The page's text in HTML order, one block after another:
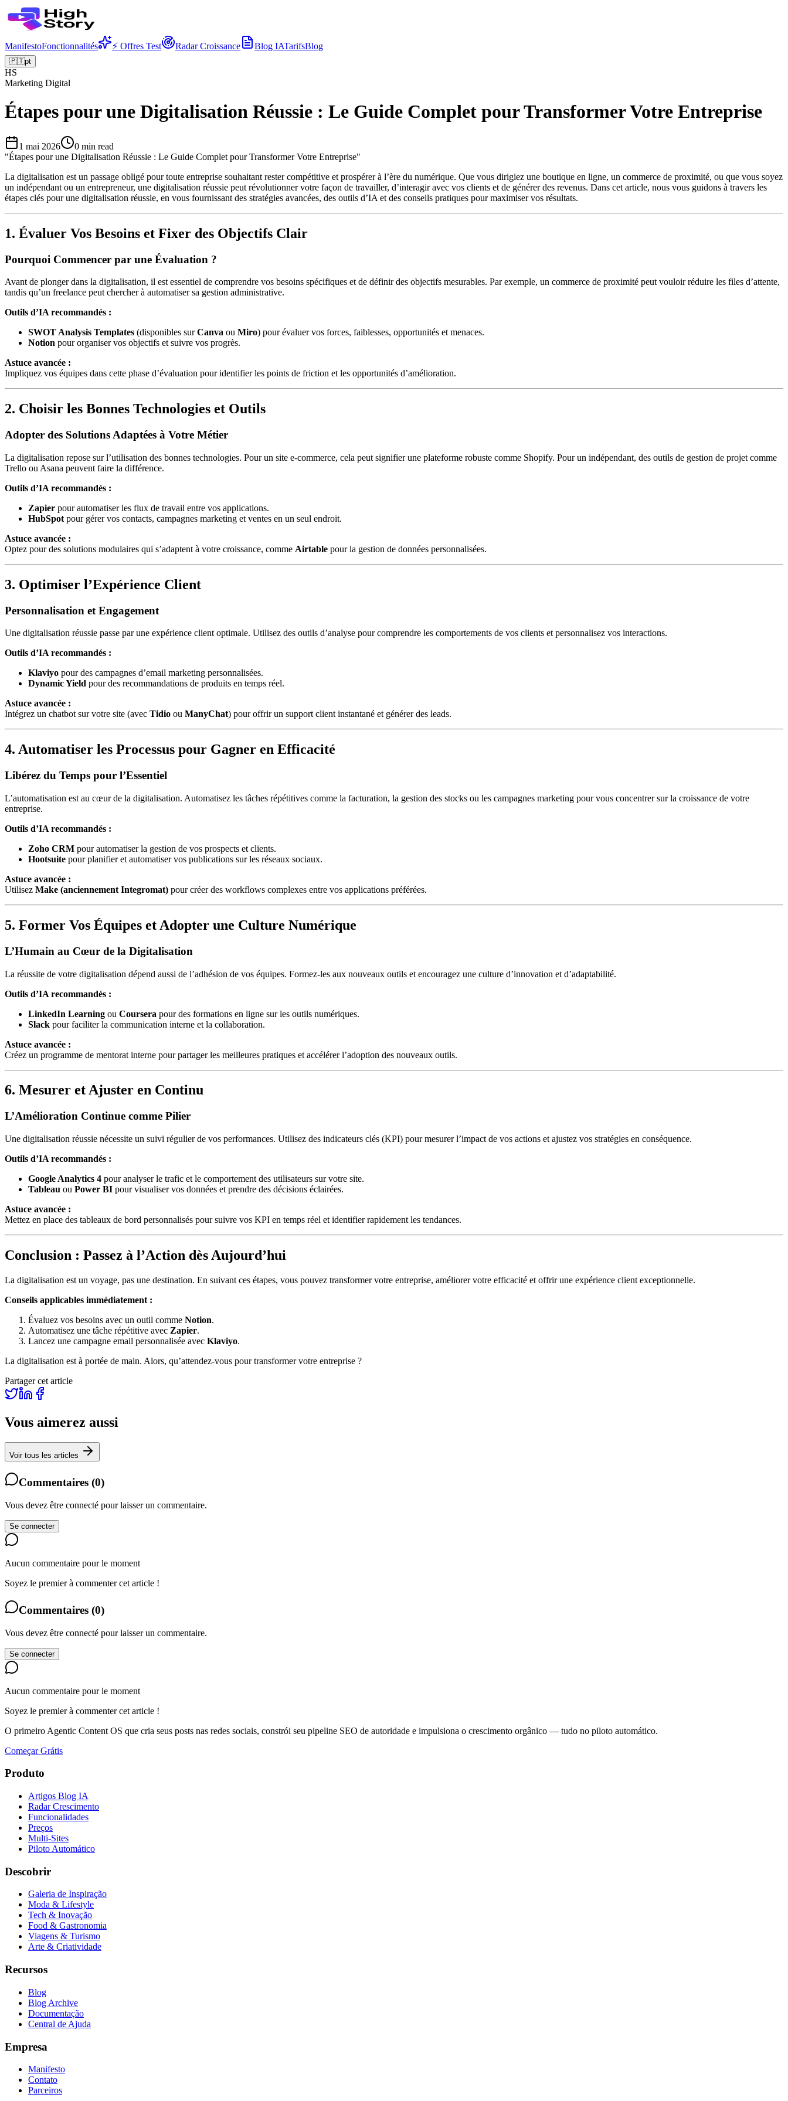
ManifestoFonctionnalités ⚡ Offres Test Radar Croissance Blog IATarifsBlog
🇵🇹pt
HS
Marketing Digital
Étapes pour une Digitalisation Réussie : Le Guide Complet pour Transformer Votre Entreprise
1 mai 2026 0 min read
"Étapes pour une Digitalisation Réussie : Le Guide Complet pour Transformer Votre Entreprise"
La digitalisation est un passage obligé pour toute entreprise souhaitant rester compétitive et prospérer à l’ère du numérique. Que vous dirigiez une boutique en ligne, un commerce de proximité, ou que vous soyez
un indépendant ou un entrepreneur, une digitalisation réussie peut révolutionner votre façon de travailler, d’interagir avec vos clients et de générer des revenus. Dans cet article, nous vous guidons à travers les
étapes clés pour une digitalisation réussie, en vous fournissant des stratégies avancées, des outils d’IA et des conseils pratiques pour maximiser vos résultats.
1. Évaluer Vos Besoins et Fixer des Objectifs Clair
Pourquoi Commencer par une Évaluation ?
Avant de plonger dans la digitalisation, il est essentiel de comprendre vos besoins spécifiques et de définir des objectifs mesurables. Par exemple, un commerce de proximité peut vouloir réduire les files d’attente,
tandis qu’un freelance peut chercher à automatiser sa gestion administrative.
Outils d’IA recommandés :
SWOT Analysis Templates (disponibles surCanva ou Miro) pour évaluer vos forces, faiblesses, opportunités et menaces.
Notion pour organiser vos objectifs et suivre vos progrès.
Astuce avancée :
Impliquez vos équipes dans cette phase d’évaluation pour identifier les points de friction et les opportunités d’amélioration.
2. Choisir les Bonnes Technologies et Outils
Adopter des Solutions Adaptées à Votre Métier
La digitalisation repose sur l’utilisation des bonnes technologies. Pour un site e-commerce, cela peut signifier une plateforme robuste comme Shopify. Pour un indépendant, des outils de gestion de projet comme
Trello ou Asana peuvent faire la différence.
Outils d’IA recommandés :
Zapier pour automatiser les flux de travail entre vos applications.
HubSpot pour gérer vos contacts, campagnes marketing et ventes en un seul endroit.
Astuce avancée :
Optez pour des solutions modulaires qui s’adaptent à votre croissance, comme Airtable pour la gestion de données personnalisées.
3. Optimiser l’Expérience Client
Personnalisation et Engagement
Une digitalisation réussie passe par une expérience client optimale. Utilisez des outils d’analyse pour comprendre les comportements de vos clients et personnalisez vos interactions.
Outils d’IA recommandés :
Klaviyo pour des campagnes d’email marketing personnalisées.
Dynamic Yield pour des recommandations de produits en temps réel.
Astuce avancée :
Intégrez un chatbot sur votre site (avec Tidio ou ManyChat) pour offrir un support client instantané et générer des leads.
4. Automatiser les Processus pour Gagner en Efficacité
Libérez du Temps pour l’Essentiel
L’automatisation est au cœur de la digitalisation. Automatisez les tâches répétitives comme la facturation, la gestion des stocks ou les campagnes marketing pour vous concentrer sur la croissance de votre
entreprise.
Outils d’IA recommandés :
Zoho CRM pour automatiser la gestion de vos prospects et clients.
Hootsuite pour planifier et automatiser vos publications sur les réseaux sociaux.
Astuce avancée :
Utilisez Make (anciennement Integromat) pour créer des workflows complexes entre vos applications préférées.
5. Former Vos Équipes et Adopter une Culture Numérique
L’Humain au Cœur de la Digitalisation
La réussite de votre digitalisation dépend aussi de l’adhésion de vos équipes. Formez-les aux nouveaux outils et encouragez une culture d’innovation et d’adaptabilité.
Outils d’IA recommandés :
LinkedIn Learning ou Coursera pour des formations en ligne sur les outils numériques.
Slack pour faciliter la communication interne et la collaboration.
Astuce avancée :
Créez un programme de mentorat interne pour partager les meilleures pratiques et accélérer l’adoption des nouveaux outils.
6. Mesurer et Ajuster en Continu
L’Amélioration Continue comme Pilier
Une digitalisation réussie nécessite un suivi régulier de vos performances. Utilisez des indicateurs clés (KPI) pour mesurer l’impact de vos actions et ajustez vos stratégies en conséquence.
Outils d’IA recommandés :
Google Analytics 4 pour analyser le trafic et le comportement des utilisateurs sur votre site.
Tableau ou Power BI pour visualiser vos données et prendre des décisions éclairées.
Astuce avancée :
Mettez en place des tableaux de bord personnalisés pour suivre vos KPI en temps réel et identifier rapidement les tendances.
Conclusion : Passez à l’Action dès Aujourd’hui
La digitalisation est un voyage, pas une destination. En suivant ces étapes, vous pouvez transformer votre entreprise, améliorer votre efficacité et offrir une expérience client exceptionnelle.
Conseils applicables immédiatement :
Évaluez vos besoins avec un outil comme Notion.
Automatisez une tâche répétitive avec Zapier.
Lancez une campagne email personnalisée avec Klaviyo.
La digitalisation est à portée de main. Alors, qu’attendez-vous pour transformer votre entreprise ?
Partager cet article
Vous aimerez aussi
Voir tous les articles
Commentaires (0)
Vous devez être connecté pour laisser un commentaire.
Se connecter
Aucun commentaire pour le moment
Soyez le premier à commenter cet article !
Commentaires (0)
Vous devez être connecté pour laisser un commentaire.
Se connecter
Aucun commentaire pour le moment
Soyez le premier à commenter cet article !
O primeiro Agentic Content OS que cria seus posts nas redes sociais, constrói seu pipeline SEO de autoridade e impulsiona o crescimento orgânico — tudo no piloto automático.
Começar Grátis
Produto
Artigos Blog IA
Radar Crescimento
Funcionalidades
Preços
Multi-Sites
Piloto Automático
Descobrir
Galeria de Inspiração
Moda & Lifestyle
Tech & Inovação
Food & Gastronomia
Viagens & Turismo
Arte & Criatividade
Recursos
Blog
Blog Archive
Documentação
Central de Ajuda
Empresa
Manifesto
Contato
Parceiros